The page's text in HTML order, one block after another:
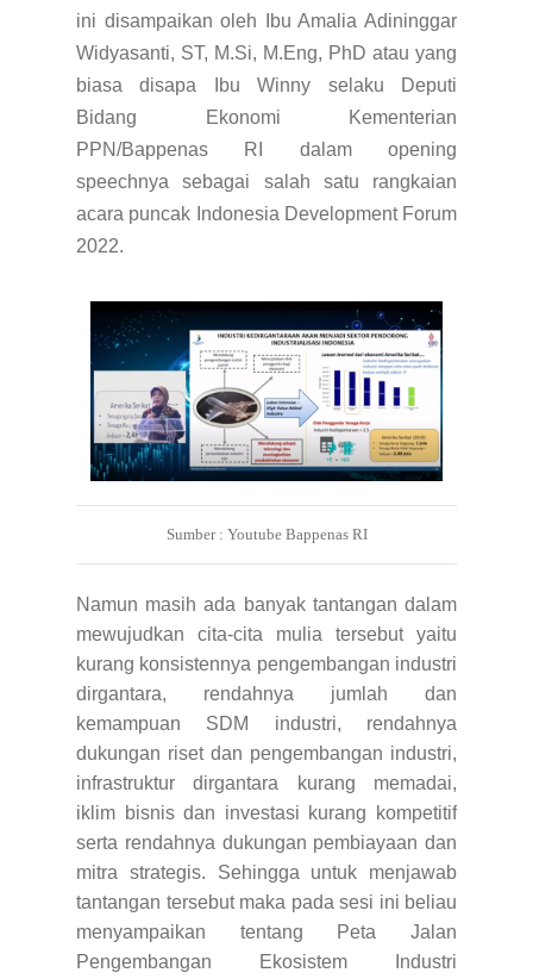
ini disampaikan oleh Ibu Amalia Adininggar
Widyasanti, ST, M.Si, M.Eng, PhD atau yang
biasa disapa Ibu Winny selaku
Deputi
Bidang Ekonomi Kementerian
PPN/Bappenas RI dalam opening
speechnya sebagai salah satu rangkaian
acara puncak Indonesia Development Forum
2022.
Sumber : Youtube Bappenas RI
Namun masih ada banyak tantangan dalam
mewujudkan cita-cita mulia tersebut yaitu
kurang konsistennya pengembangan industri
dirgantara, rendahnya jumlah dan
kemampuan SDM industri, rendahnya
dukungan riset dan pengembangan industri,
infrastruktur dirgantara kurang memadai,
iklim bisnis dan investasi kurang kompetitif
serta rendahnya dukungan pembiayaan dan
mitra strategis. Sehingga untuk menjawab
tantangan tersebut maka pada sesi ini beliau
menyampaikan tentang Peta Jalan
Pengembangan Ekosistem Industri